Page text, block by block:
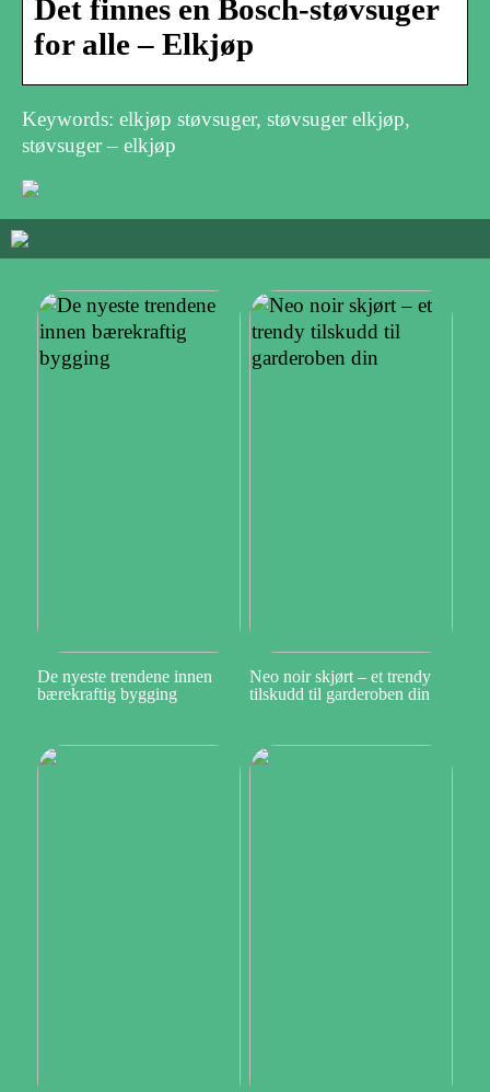
Det finnes en Bosch-støvsuger
for alle – Elkjøp
Keywords: elkjøp støvsuger, støvsuger elkjøp,
støvsuger – elkjøp
De nyeste trendene innen
bærekraftig bygging
Neo noir skjørt – et trendy
tilskudd til garderoben din